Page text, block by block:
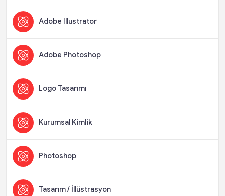
Adobe Illustrator
Adobe Photoshop
Logo Tasarımı
Kurumsal Kimlik
Photoshop
Tasarım / İllüstrasyon